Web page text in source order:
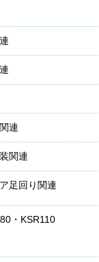
連
関連
足回り関連
・KSR110